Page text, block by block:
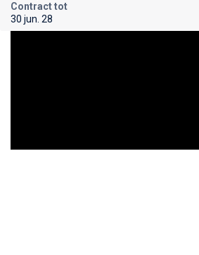
Contract tot
30 jun. 28